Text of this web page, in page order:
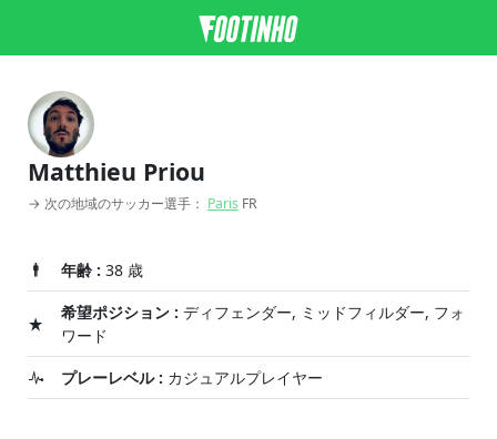
Matthieu Priou
→ 次の地域のサッカー選手： Paris FR
年齢 : 38 歳
希望ポジション : ディフェンダー, ミッドフィルダー, フォ
ワード
プレーレベル : カジュアルプレイヤー